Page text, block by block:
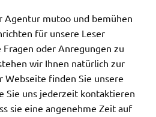
Agentur mutoo und bemühen
für unsere Leser
Fragen oder Anregungen zu
wir Ihnen natürlich zur
Webseite finden Sie unsere
Sie uns jederzeit kontaktieren
sie eine angenehme Zeit auf